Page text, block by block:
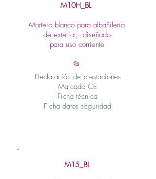
M10H_BL
Mortero blanco para albañilería
de exterior, diseñado
para uso corriente
📂
Declaración de prestaciones
Marcado CE
Ficha técnica
Ficha datos seguridad
M15_BL